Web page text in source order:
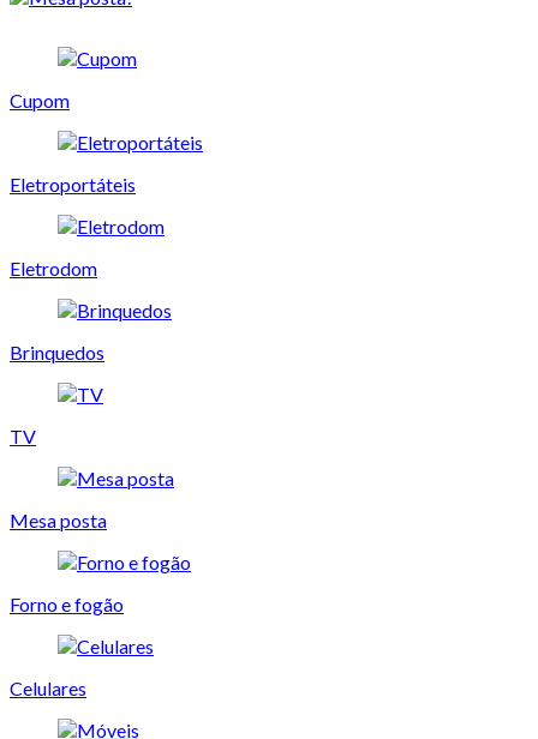
Cupom
Eletroportáteis
Eletrodom
Brinquedos
TV
Mesa posta
Forno e fogão
Celulares